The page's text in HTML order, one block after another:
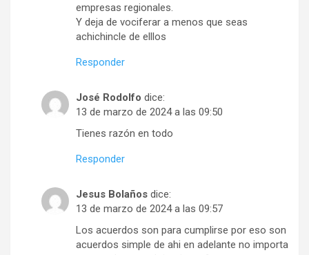
empresas regionales.
Y deja de vociferar a menos que seas
achichincle de elllos
Responder
José Rodolfo dice:
13 de marzo de 2024 a las 09:50
Tienes razón en todo
Responder
Jesus Bolaños dice:
13 de marzo de 2024 a las 09:57
Los acuerdos son para cumplirse por eso son
acuerdos simple de ahi en adelante no importa